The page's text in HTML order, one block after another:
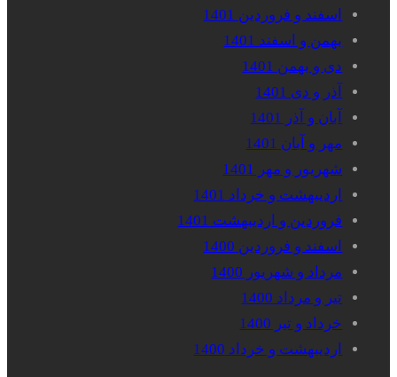
اسفند و فروردین 1401
بهمن و اسفند 1401
دی و بهمن 1401
آذر و دی 1401
آبان و آذر 1401
مهر و آبان 1401
شهریور و مهر 1401
اردیبهشت و خرداد 1401
فروردین و اردیبهشت 1401
اسفند و فروردین 1400
مرداد و شهریور 1400
تیر و مرداد 1400
خرداد و تیر 1400
اردیبهشت و خرداد 1400